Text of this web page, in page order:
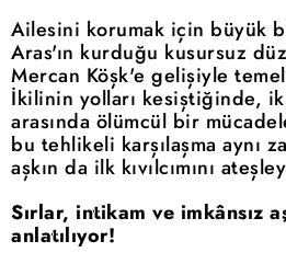
Ailesini korumak için büyük
Aras'ın kurduğu kusursuz
Mercan Köşk'e gelişiyle
İkilinin yolları kesiştiğinde,
arasında ölümcül bir
bu tehlikeli karşılaşma aynı
aşkın da ilk kıvılcımını
Sırlar, intikam ve imkânsız
anlatılıyor!